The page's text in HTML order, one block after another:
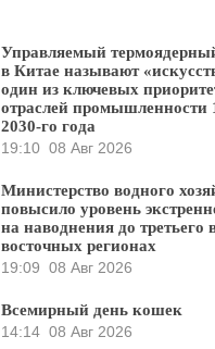
Управляемый
в Китае называют
один из ключевых
отраслей промышленности
2030-го года
19:10 08 Авг 2026
Министерство водного
повысило уровень
на наводнения до третьего
восточных регионах
19:09 08 Авг 2026
Всемирный день кошек
14:14 08 Авг 2026